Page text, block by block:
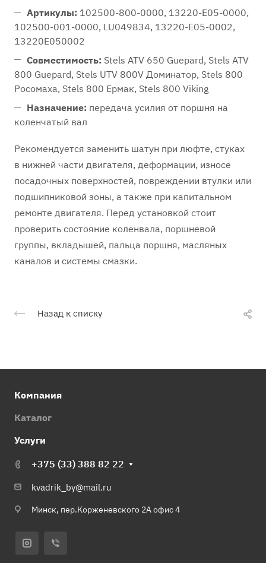
Артикулы: 102500-800-0000, 13220-E05-0000,
102500-001-0000, LU049834, 13220-E05-0002,
13220E050002
Совместимость: Stels ATV 650 Guepard, Stels ATV
800 Guepard, Stels UTV 800V Доминатор, Stels 800
Росомаха, Stels 800 Ермак, Stels 800 Viking
Назначение: передача усилия от поршня на
коленчатый вал
Рекомендуется заменить шатун при люфте, стуках
в нижней части двигателя, деформации, износе
посадочных поверхностей, повреждении втулки или
подшипниковой зоны, а также при капитальном
ремонте двигателя. Перед установкой стоит
проверить состояние коленвала, поршневой
группы, вкладышей, пальца поршня, масляных
каналов и системы смазки.
Назад к списку
Компания
Каталог
Услуги
+375 (33) 388 82 22
kvadrik_by@mail.ru
Минск, пер.Корженевского 2А офис 4